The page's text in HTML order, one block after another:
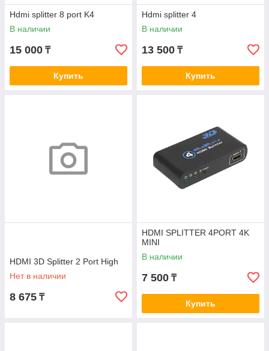
Hdmi splitter 8 port K4
В наличии
15 000 ₸
Купить
Hdmi splitter 4
В наличии
13 500 ₸
Купить
HDMI 3D Splitter 2 Port High
Нет в наличии
8 675 ₸
HDMI SPLITTER 4PORT 4K
MINI
В наличии
7 500 ₸
Купить